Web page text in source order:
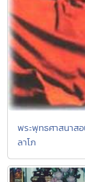
พระพุทธศาสนาส
ลาโภ